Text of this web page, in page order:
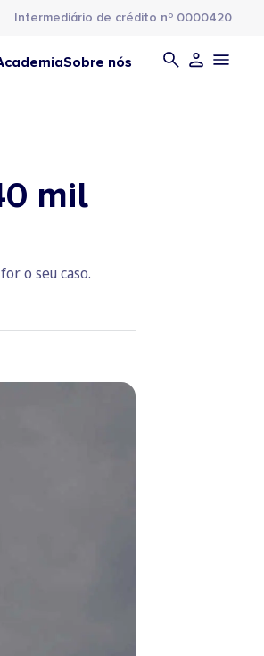
Intermediário de crédito nº 0000420
Sobre nós
mil
o seu caso.